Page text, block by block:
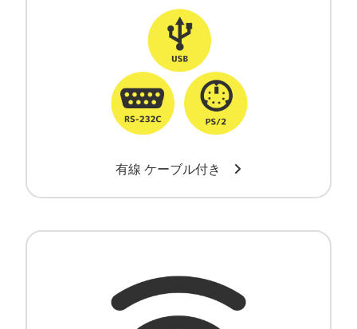
有線バーコードリーダー
有線 ケーブル付き